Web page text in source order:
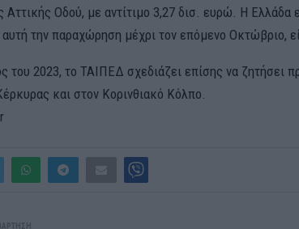
Αττικής Οδού, με αντίτιμο 3,27 δισ. ευρώ. Η Ελλάδα
την παραχώρηση μέχρι τον επόμενο Οκτώβριο,
του 2023, το ΤΑΙΠΕΔ σχεδιάζει επίσης να ζητήσει
και στον Κορινθιακό Κόλπο.